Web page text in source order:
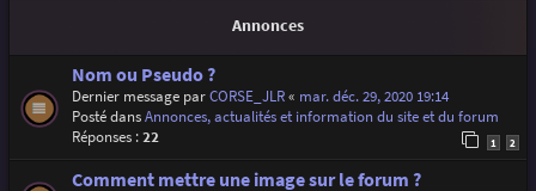
Annonces
Nom ou Pseudo ?
Dernier message parCORSE_JLR« mar. déc. 29, 2020 19:14
Posté dansAnnonces, actualités et information du site et du forum
Réponses :22 1 2
Comment mettre une image sur le forum ?